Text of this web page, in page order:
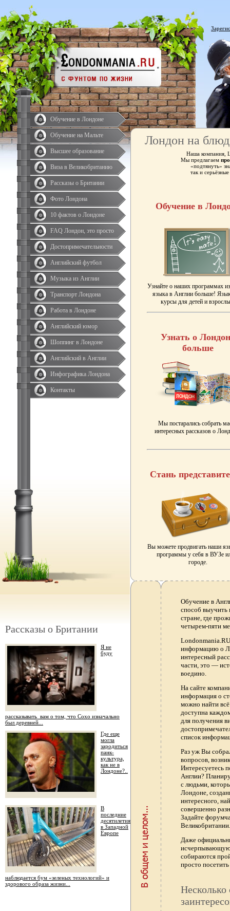
Обучение в Лондоне
Обучение на Мальте
Высшее образование
Виза в Великобританию
Рассказы о Британии
Фото Лондона
10 фактов о Лондоне
FAQ Лондон, это просто
Достопримечательности
Английский футбол
Музыка из Англии
Транспорт Лондона
Работа в Лондоне
Английский юмор
Шоппинг в Лондоне
Английский в Англии
Инфографика Лондона
Контакты
Рассказы о Британии
Я не
буду
рассказывать вам о том, что Сохо изначально
был деревней...
Где еще
могла
зародиться
панк-
культура,
как не в
Лондоне?..
В
последние
десятилетия
в Западной
Европе
наблюдается бум «зеленых технологий» и
здорового образа жизни...
Лондон на
Наша компания,
Мы предлагаем
«подтянуть»
так и
Обучение в
Узнайте о наших программах
языка в Англии больше!
курсы для детей и
Узнать о
больше
Мы постарались собрать
интересных рассказов о
Стань
Вы можете продвигать наши
программы у себя в ВУЗе
городе.
Обучение в
способ выучить
стране, где
четырем-пяти
информацию о
интересный
части, это —
воедино.
На сайте
информация о
можно найти
доступна
для получения
список
Раз уж Вы
вопросов,
Интересуетесь
Англии?
с людьми,
Лондоне,
интересного,
совершенно
Задайте
Даже
исчерпывающую
собираются
просто
Несколько